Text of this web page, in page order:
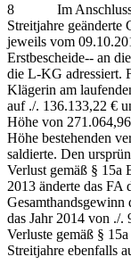
8 Im Anschluss an
Streitjahre geänderte
jeweils vom
Erstbescheide‑‑ an
die L-KG adressiert.
Klägerin am
auf ./. 136.133,22 €
Höhe von
Höhe bestehenden
saldierte. Den
Verlust gemäß § 15a
2013 änderte das FA
das Jahr 2014 von ./.
Verluste gemäß §
Streitjahre ebenfalls